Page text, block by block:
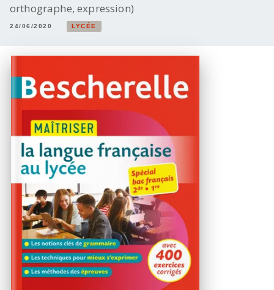
orthographe, expression)
24/06/2020 LYCÉE